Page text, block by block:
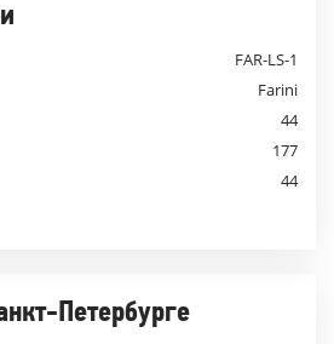
FAR-LS-1
Farini
44
177
44
Петербурге